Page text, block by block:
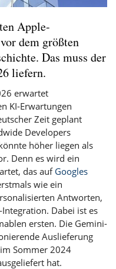
Apple-
dem größten
Das muss der
liefern.
erwartet
KI-Erwartungen
Zeit geplant
Developers
höher liegen als
Denn es wird ein
das auf Googles
wie ein
Antworten,
Dabei ist es
ersten. Die Gemini-
Auslieferung
Sommer 2024
hat.